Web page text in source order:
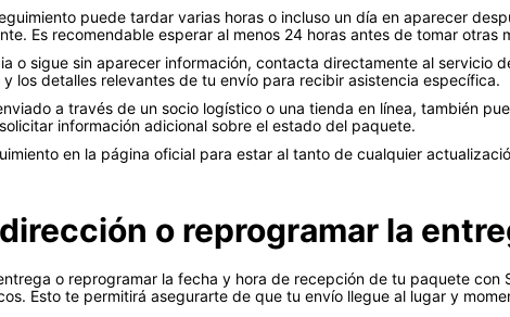
puede tardar varias horas o incluso un día en aparecer
Es recomendable esperar al menos 24 horas antes de tomar otras
o sigue sin aparecer información, contacta directamente al servicio
los detalles relevantes de tu envío para recibir asistencia específica.
a través de un socio logístico o una tienda en línea, también
información adicional sobre el estado del paquete.
en la página oficial para estar al tanto de cualquier
o reprogramar la
o reprogramar la fecha y hora de recepción de tu paquete con
Esto te permitirá asegurarte de que tu envío llegue al lugar y